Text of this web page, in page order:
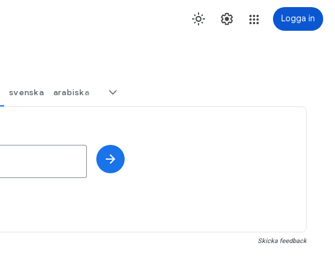
Logga in
svenska arabiska
Skicka feedback